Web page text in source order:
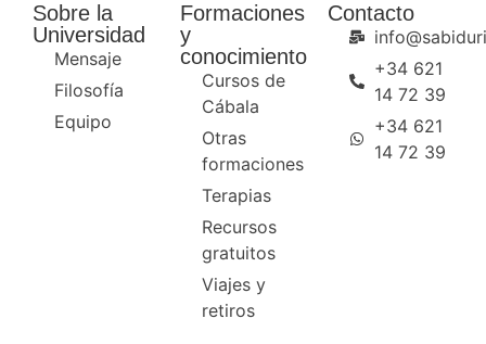
Sobre la
Universidad
Mensaje
Filosofía
Equipo
Formaciones
y
conocimiento
Cursos de
Cábala
Otras
formaciones
Terapias
Recursos
gratuitos
Viajes y
retiros
Contacto
+34 621
14 72 39
+34 621
14 72 39